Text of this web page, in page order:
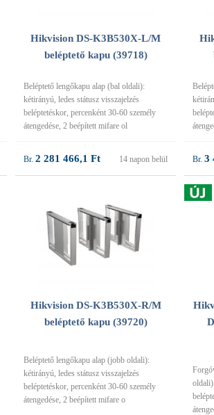
Hikvision DS-K3B530X-L/M
beléptető kapu (39718)
Beléptető lengőkapu alap (bal oldali):
kétirányú, ledes státusz visszajelzés
beléptetéskor, percenként 30-60 személy
átengedése, 2 beépített mifare ol
2 281 466,1 Ft 14 napon belül 3
Hikvision DS-K3B530X-R/M
beléptető kapu (39720)
Beléptető lengőkapu alap (jobb oldali):
kétirányú, ledes státusz visszajelzés
beléptetéskor, percenként 30-60 személy
átengedése, 2 beépített mifare o